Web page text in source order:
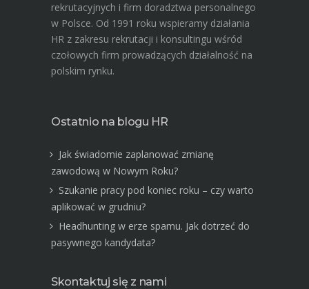
rekrutacyjnych i firm doradztwa personalnego
w Polsce. Od 1991 roku wspieramy działania
HR z zakresu rekrutacji i konsultingu wśród
czołowych firm prowadzących działalność na
polskim rynku.
Ostatnio na blogu HR
Jak świadomie zaplanować zmianę
zawodową w Nowym Roku?
Szukanie pracy pod koniec roku – czy warto
aplikować w grudniu?
Headhunting w erze spamu. Jak dotrzeć do
pasywnego kandydata?
Skontaktuj się z nami